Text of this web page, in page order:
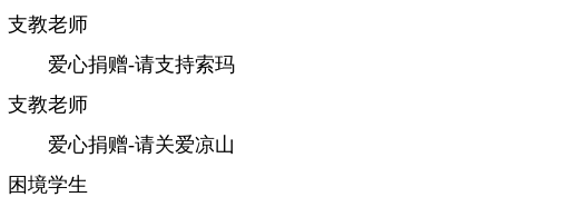
支教老师
爱心捐赠-请支持索玛
支教老师
爱心捐赠-请关爱凉山
困境学生